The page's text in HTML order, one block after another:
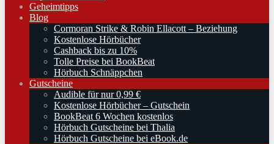
Geheimtipps
Blog
Cormoran Strike & Robin Ellacott – Beziehung
Kostenlose Hörbücher
Cashback bis zu 10%
Tolle Preise bei BookBeat
Hörbuch Schnäppchen
Gutscheine
Audible für nur 0,99 €
Kostenlose Hörbücher – Gutschein
BookBeat 6 Wochen kostenlos
Hörbuch Gutscheine bei Thalia
Hörbuch Gutscheine bei eBook.de